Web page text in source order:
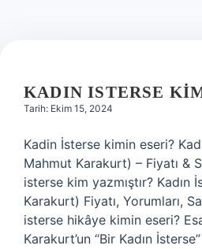
KADIN ISTERSE
Tarih: Ekim 15, 2024
Kadin İsterse kimin eseri?
Mahmut Karakurt) – Fiyatı &
isterse kim yazmıştır? Kadın
Karakurt) Fiyatı, Yorumları,
isterse hikâye kimin eseri?
Karakurt’un “Bir Kadın